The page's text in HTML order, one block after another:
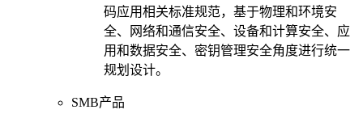
码应用相关标准规范，基于物理和环境安
全、网络和通信安全、设备和计算安全、应
用和数据安全、密钥管理安全角度进行统一
规划设计。
SMB产品